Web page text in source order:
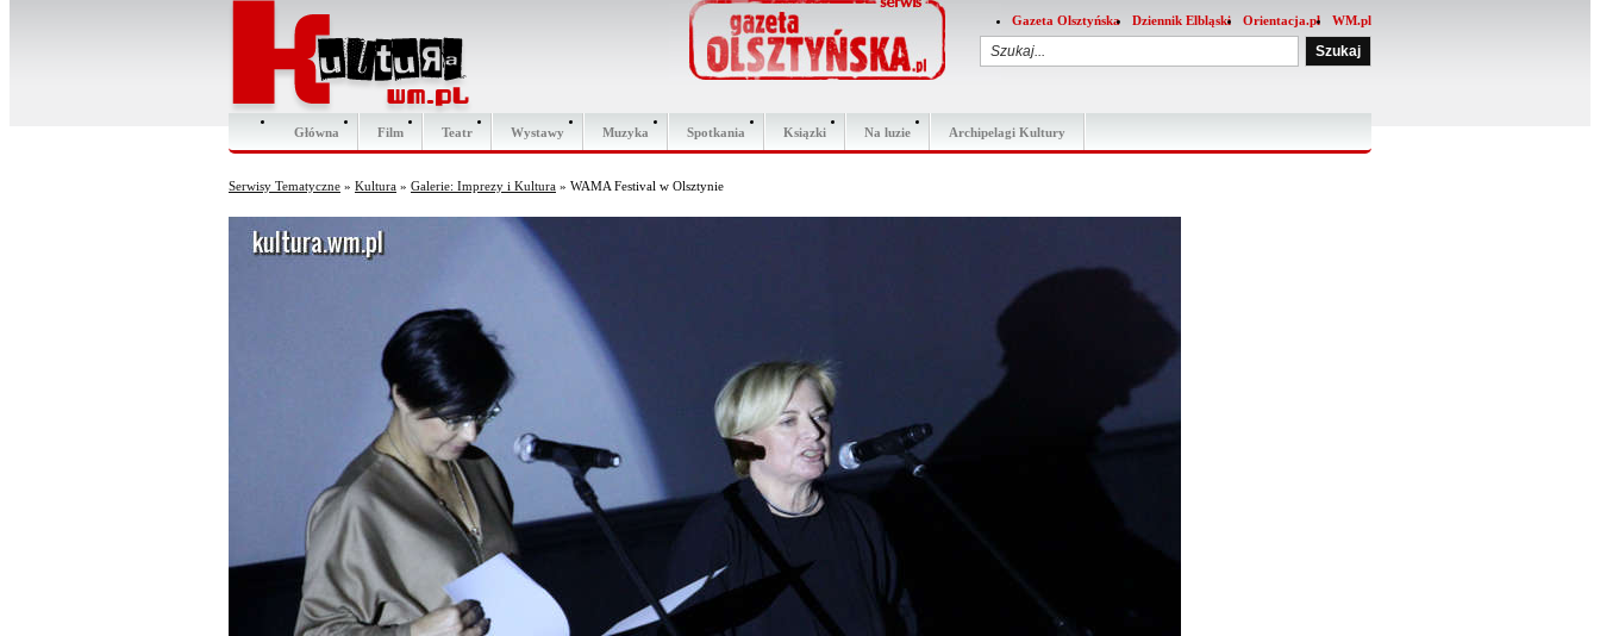
Gazeta Olsztyńska Dziennik Elbląski Orientacja.pl WM.pl
Główna Film Teatr Wystawy Muzyka Spotkania Ksiązki Na luzie Archipelagi Kultury
Serwisy Tematyczne » Kultura » Galerie: Imprezy i Kultura » WAMA Festival w Olsztynie